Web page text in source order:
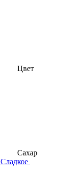
Цвет
Сахар
Сладкое